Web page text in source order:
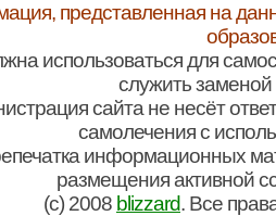
представленная на
использоваться для
служить заменой
сайта не несёт
самолечения с
информационных
размещения активной
(c) 2008 blizzard. Все